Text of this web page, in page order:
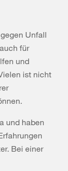
Unfall
für
und
ist nicht
und haben
Bei einer